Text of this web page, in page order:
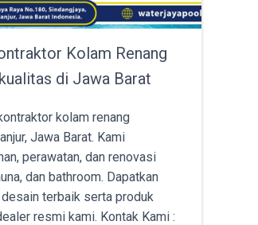
Kolam Renang
di Jawa Barat
kolam renang
Jawa Barat. Kami
perawatan, dan renovasi
dan bathroom. Dapatkan
terbaik serta produk
resmi kami. Kontak Kami :